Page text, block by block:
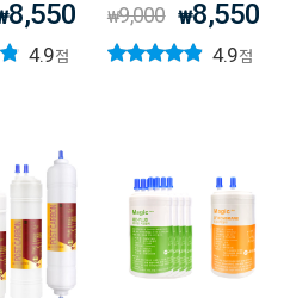
8,550
4.9점
₩9,000 ₩8,550
4.9점